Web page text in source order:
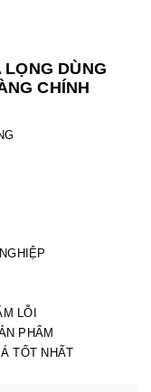
DÙNG
CHÍNH
LỖI
PHẨM
TỐT NHẤT